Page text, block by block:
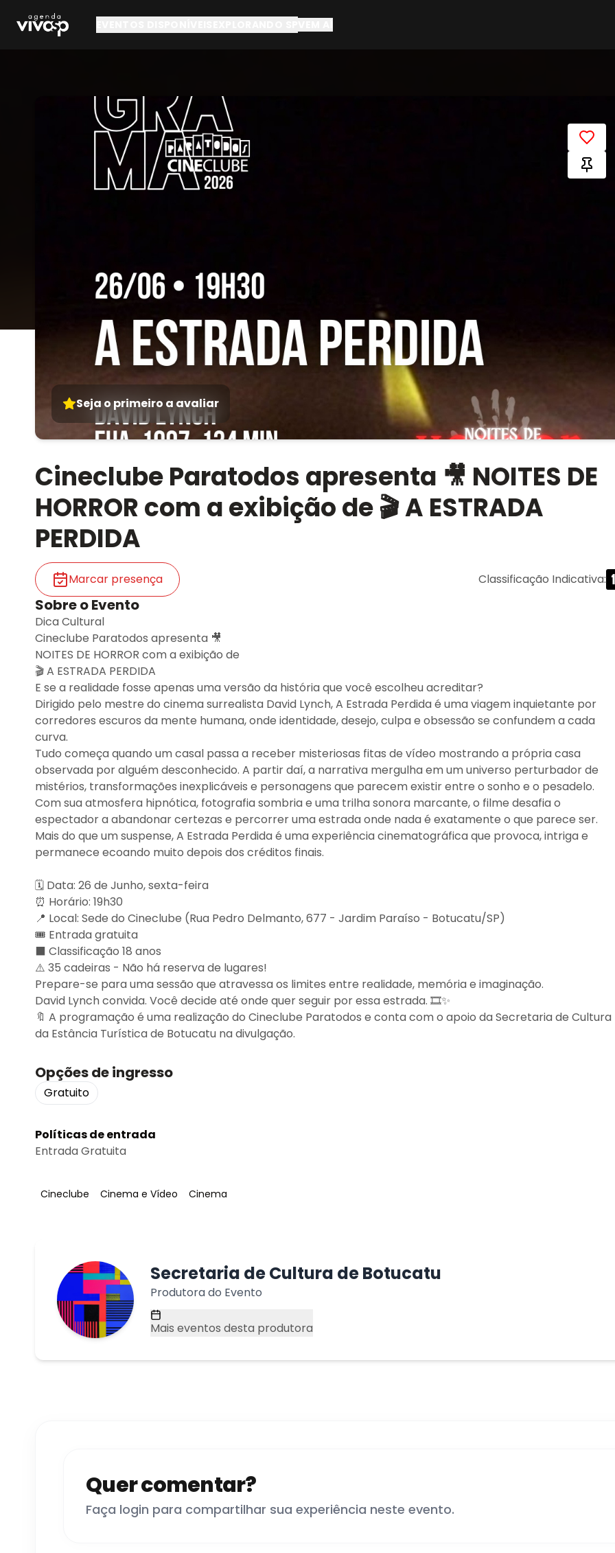
Seja o primeiro a avaliar
Cineclube Paratodos apresenta 🎥 NOITES DE
HORROR com a exibição de 🎬 A ESTRADA
PERDIDA
Marcar presença Classificação Indicativa:
Sobre o Evento
Dica Cultural
Cineclube Paratodos apresenta 🎥
NOITES DE HORROR com a exibição de
🎬 A ESTRADA PERDIDA
E se a realidade fosse apenas uma versão da história que você escolheu acreditar?
Dirigido pelo mestre do cinema surrealista David Lynch, A Estrada Perdida é uma viagem inquietante por
corredores escuros da mente humana, onde identidade, desejo, culpa e obsessão se confundem a cada
curva.
Tudo começa quando um casal passa a receber misteriosas fitas de vídeo mostrando a própria casa
observada por alguém desconhecido. A partir daí, a narrativa mergulha em um universo perturbador de
mistérios, transformações inexplicáveis e personagens que parecem existir entre o sonho e o pesadelo.
Com sua atmosfera hipnótica, fotografia sombria e uma trilha sonora marcante, o filme desafia o
espectador a abandonar certezas e percorrer uma estrada onde nada é exatamente o que parece ser.
Mais do que um suspense, A Estrada Perdida é uma experiência cinematográfica que provoca, intriga e
permanece ecoando muito depois dos créditos finais.
🗓️ Data: 26 de Junho, sexta-feira
⏰ Horário: 19h30
📍 Local: Sede do Cineclube (Rua Pedro Delmanto, 677 - Jardim Paraíso - Botucatu/SP)
🎟️ Entrada gratuita
⬛ Classificação 18 anos
⚠️ 35 cadeiras - Não há reserva de lugares!
Prepare-se para uma sessão que atravessa os limites entre realidade, memória e imaginação.
David Lynch convida. Você decide até onde quer seguir por essa estrada. 🎞️✨
🔖 A programação é uma realização do Cineclube Paratodos e conta com o apoio da Secretaria de Cultura
da Estância Turística de Botucatu na divulgação.
Opções de ingresso
Gratuito
Políticas de entrada
Entrada Gratuita
Tag:
Cineclube Tag:
Cinema e Vídeo Tag:
Cinema
Secretaria de Cultura de Botucatu
Produtora do Evento
Mais eventos desta produtora
Quer comentar?
Faça login para compartilhar sua experiência neste evento.